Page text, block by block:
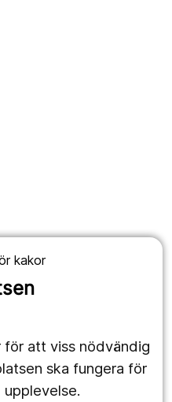
kakor
att viss nödvändig
ska fungera för